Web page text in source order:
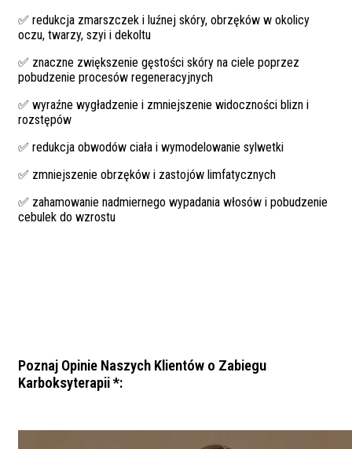
✅ redukcja zmarszczek i luźnej skóry, obrzęków w okolicy
oczu, twarzy, szyi i dekoltu
✅ znaczne zwiększenie gęstości skóry na ciele poprzez
pobudzenie procesów regeneracyjnych
✅ wyraźne wygładzenie i zmniejszenie widoczności blizn i
rozstępów
✅ redukcja obwodów ciała i wymodelowanie sylwetki
✅ zmniejszenie obrzęków i zastojów limfatycznych
✅ zahamowanie nadmiernego wypadania włosów i pobudzenie
cebulek do wzrostu
Poznaj Opinie Naszych Klientów o Zabiegu
Karboksyterapii *: